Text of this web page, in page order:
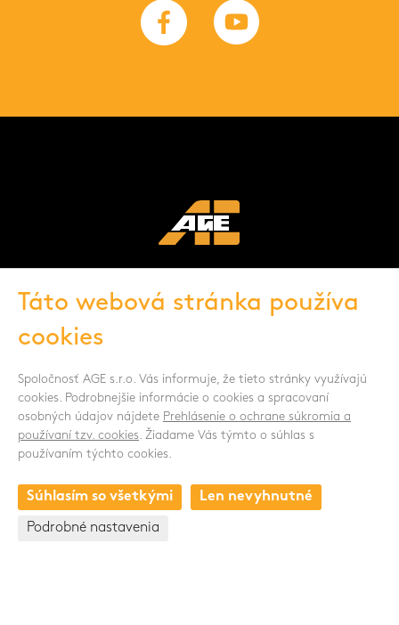
KONTAKT
SLEDUJTE NÁS
Táto webová stránka používa
cookies
Spoločnosť AGE s.r.o. Vás informuje, že tieto stránky využívajú
cookies. Podrobnejšie informácie o cookies a spracovaní
osobných údajov nájdete Prehlásenie o ochrane súkromia a
používaní tzv. cookies. Žiadame Vás týmto o súhlas s
používaním týchto cookies.
Súhlasím so všetkými Len nevyhnutné
Podrobné nastavenia